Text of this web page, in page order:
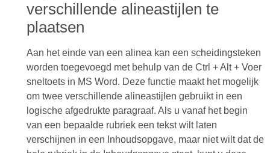
verschillende alineastijlen te
plaatsen
Aan het einde van een alinea kan een scheidingsteken
worden toegevoegd met behulp van de Ctrl + Alt + Voer
sneltoets in MS Word. Deze functie maakt het mogelijk
om twee verschillende alineastijlen gebruikt in een
logische afgedrukte paragraaf. Als u vanaf het begin
van een bepaalde rubriek een tekst wilt laten
verschijnen in een Inhoudsopgave, maar niet wilt dat de